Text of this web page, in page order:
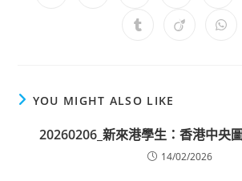
YOU MIGHT ALSO LIKE
20260206_新來港學生：香港中央
14/02/2026